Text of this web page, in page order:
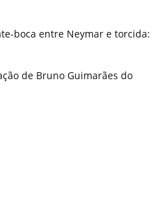
boca entre Neymar e torcida:
de Bruno Guimarães do